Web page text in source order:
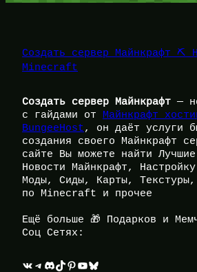
Создать сервер Майнкрафт ⛏️
Minecraft
Создать сервер Майнкрафт —
с гайдами от Майнкрафт
BungeeHost, он даёт услуги
создания своего Майнкрафт
сайте Вы можете найти
Новости Майнкрафт,
Моды, Сиды, Карты,
по Minecraft и прочее
Ещё больше 🎁 Подарков и
Соц Сетях:
ВКонтакте Telegram Discord TikTok Pinterest YouTube Bluesky